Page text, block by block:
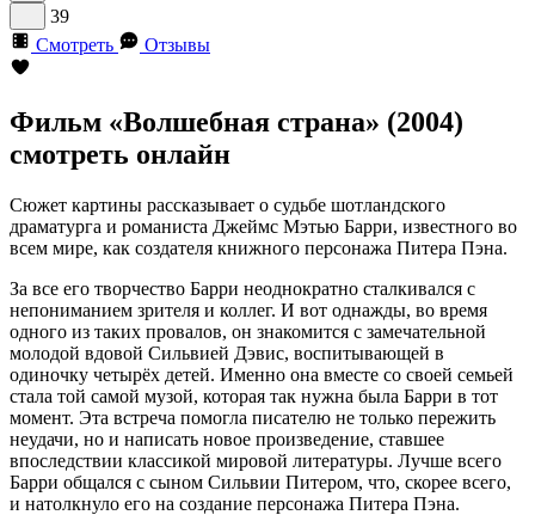
39
Смотреть
Отзывы
Фильм «Волшебная страна» (2004)
смотреть онлайн
Сюжет картины рассказывает о судьбе шотландского
драматурга и романиста Джеймс Мэтью Барри, известного во
всем мире, как создателя книжного персонажа Питера Пэна.
За все его творчество Барри неоднократно сталкивался с
непониманием зрителя и коллег. И вот однажды, во время
одного из таких провалов, он знакомится с замечательной
молодой вдовой Сильвией Дэвис, воспитывающей в
одиночку четырёх детей. Именно она вместе со своей семьей
стала той самой музой, которая так нужна была Барри в тот
момент. Эта встреча помогла писателю не только пережить
неудачи, но и написать новое произведение, ставшее
впоследствии классикой мировой литературы. Лучше всего
Барри общался с сыном Сильвии Питером, что, скорее всего,
и натолкнуло его на создание персонажа Питера Пэна.